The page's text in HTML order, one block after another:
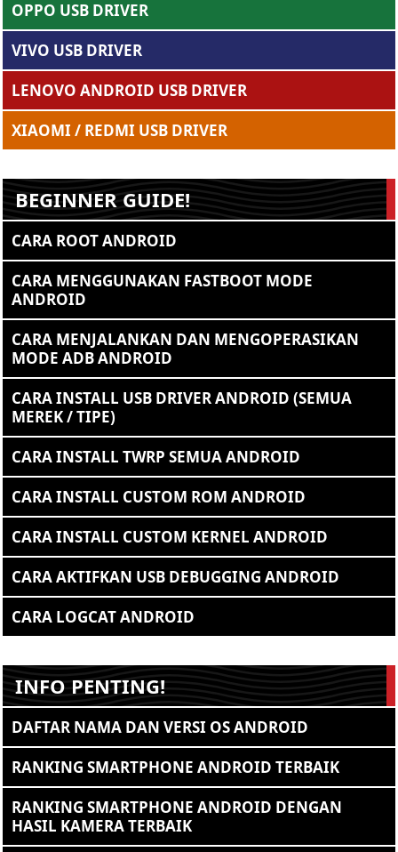
OPPO USB DRIVER
VIVO USB DRIVER
LENOVO ANDROID USB DRIVER
XIAOMI / REDMI USB DRIVER
BEGINNER GUIDE!
CARA ROOT ANDROID
CARA MENGGUNAKAN FASTBOOT MODE
ANDROID
CARA MENJALANKAN DAN MENGOPERASIKAN
MODE ADB ANDROID
CARA INSTALL USB DRIVER ANDROID (SEMUA
MEREK / TIPE)
CARA INSTALL TWRP SEMUA ANDROID
CARA INSTALL CUSTOM ROM ANDROID
CARA INSTALL CUSTOM KERNEL ANDROID
CARA AKTIFKAN USB DEBUGGING ANDROID
CARA LOGCAT ANDROID
INFO PENTING!
DAFTAR NAMA DAN VERSI OS ANDROID
RANKING SMARTPHONE ANDROID TERBAIK
RANKING SMARTPHONE ANDROID DENGAN
HASIL KAMERA TERBAIK